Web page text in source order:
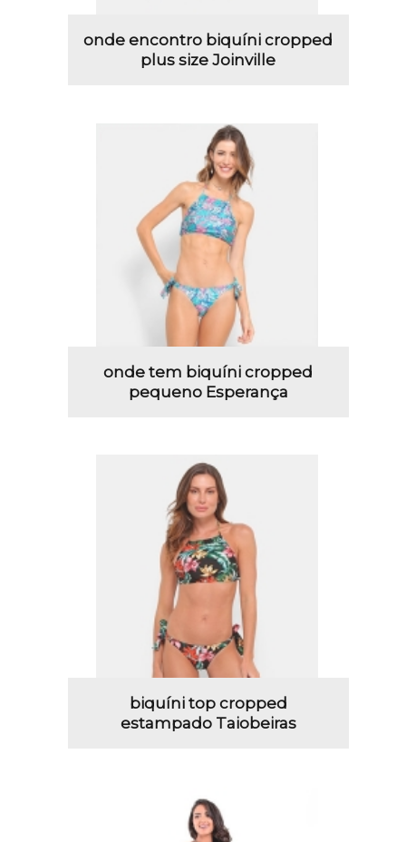
onde encontro biquíni cropped
plus size Joinville
onde tem biquíni cropped
pequeno Esperança
biquíni top cropped
estampado Taiobeiras